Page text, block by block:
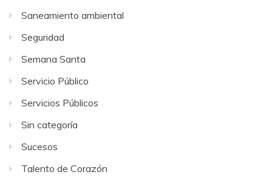
Saneamiento ambiental
Seguridad
Semana Santa
Servicio Público
Servicios Públicos
Sin categoría
Sucesos
Talento de Corazón